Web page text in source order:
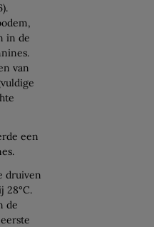
in de
van
een
druiven
28°C.
de